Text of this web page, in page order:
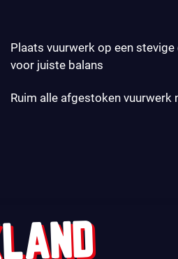
Plaats vuurwerk op een
voor juiste balans
Ruim alle afgestoken vuurwerk